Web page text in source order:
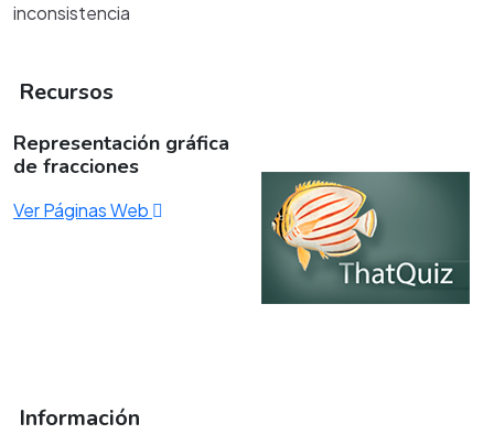
inconsistencia
Recursos
Representación gráfica
de fracciones
Ver Páginas Web
Información